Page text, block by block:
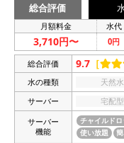
総合評価
月額料金 水代
3,710円〜 0円
総合評価 9.7 ［
水の種類 天然水
サーバー
宅配型
サーバー
機能
チャイルドロ
使い放題